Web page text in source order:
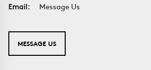
Email:
Message Us
MESSAGE US